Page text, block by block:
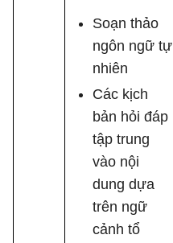
Soạn thảo
ngôn ngữ tự
nhiên
Các kịch
bản hỏi đáp
tập trung
vào nội
dung dựa
trên ngữ
cảnh tổ